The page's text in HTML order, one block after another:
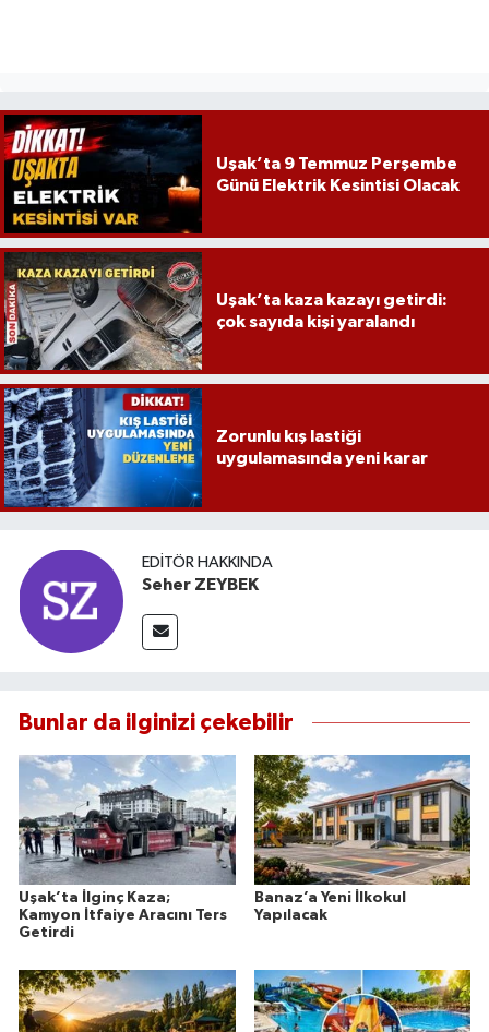
Uşak’ta 9 Temmuz Perşembe
Günü Elektrik Kesintisi Olacak
Uşak’ta kaza kazayı getirdi:
çok sayıda kişi yaralandı
Zorunlu kış lastiği
uygulamasında yeni karar
EDITÖR HAKKINDA
Seher ZEYBEK
Bunlar da ilginizi çekebilir
Uşak’ta İlginç Kaza;
Kamyon İtfaiye Aracını Ters
Getirdi
Banaz’a Yeni İlkokul
Yapılacak